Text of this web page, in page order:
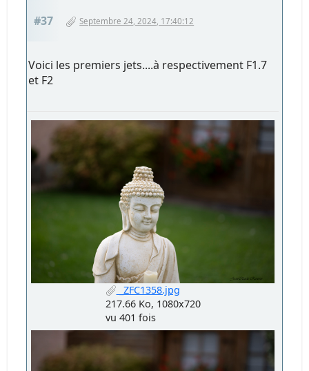
#37 Septembre 24, 2024, 17:40:12
Voici les premiers jets....à respectivement F1.7
et F2
_ZFC1358.jpg
217.66 Ko, 1080x720
vu 401 fois